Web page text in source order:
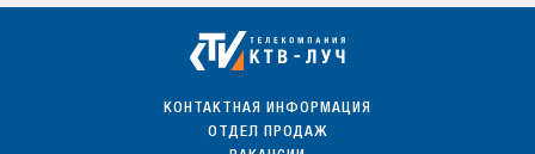
КОНТАКТНАЯ ИНФОРМАЦИЯ
ОТДЕЛ ПРОДАЖ